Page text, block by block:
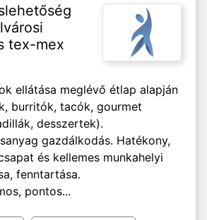
tex-mex
ellátása meglévő étlap alapján
burritók, tacók, gourmet
desszertek).
gazdálkodás. Hatékony,
és kellemes munkahelyi
fenntartása.
pontos...